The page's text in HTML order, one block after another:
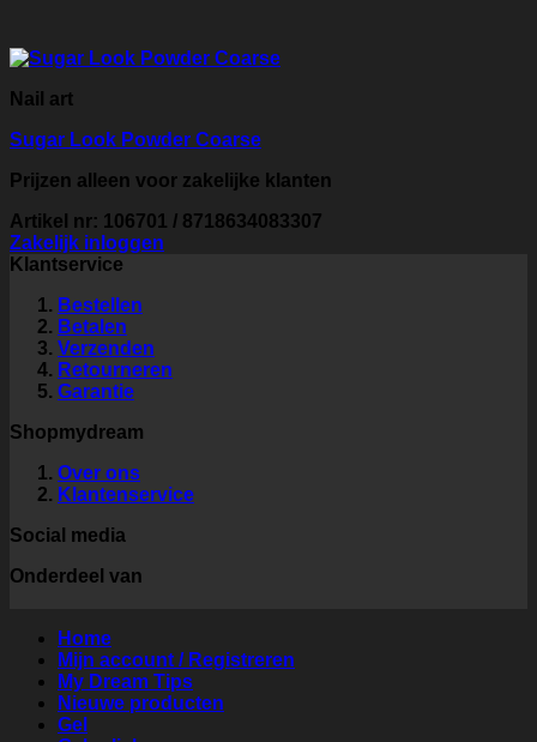
Nail art
Sugar Look Powder Coarse
Prijzen alleen voor zakelijke klanten
Artikel nr: 106701 / 8718634083307
Zakelijk inloggen
Klantservice
Bestellen
Betalen
Verzenden
Retourneren
Garantie
Shopmydream
Over ons
Klantenservice
Social media
Onderdeel van
Home
Mijn account / Registreren
My Dream Tips
Nieuwe producten
Gel